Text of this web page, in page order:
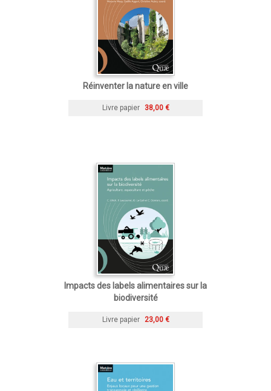
Réinventer la nature en ville
Livre papier 38,00 €
Impacts des labels alimentaires sur la
biodiversité
Livre papier 23,00 €